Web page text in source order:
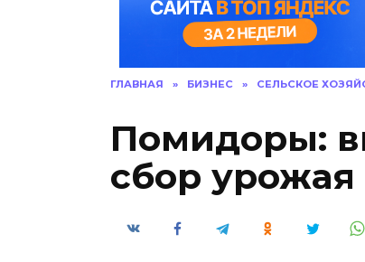
ГЛАВНАЯ » БИЗНЕС » СЕЛЬСКОЕ
Помидоры:
сбор урожая